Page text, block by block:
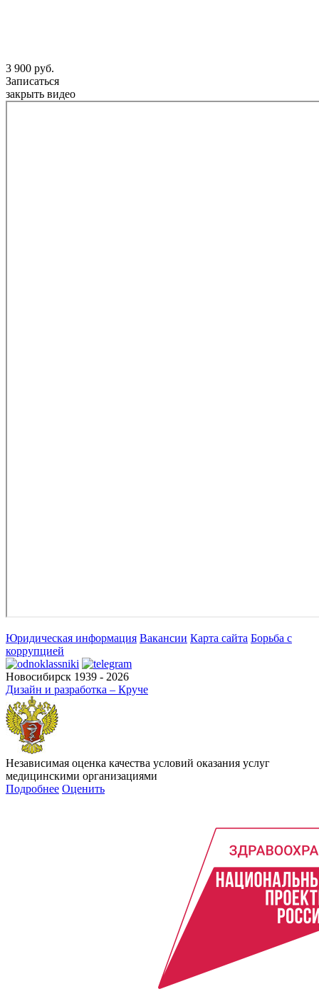
3 900 руб.
Записаться
закрыть видео
Юридическая информация Вакансии Карта сайта Борьба с
коррупцией
Новосибирск 1939 - 2026
Дизайн и разработка – Круче
Независимая оценка качества условий оказания услуг
медицинскими организациями
Подробнее Оценить